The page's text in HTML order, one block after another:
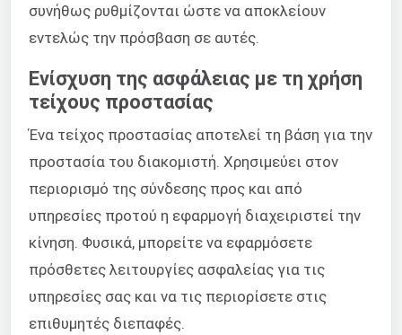
συνήθως ρυθμίζονται ώστε να αποκλείουν
εντελώς την πρόσβαση σε αυτές.
Ενίσχυση της ασφάλειας με τη χρήση
τείχους προστασίας
Ένα τείχος προστασίας αποτελεί τη βάση για την
προστασία του διακομιστή. Χρησιμεύει στον
περιορισμό της σύνδεσης προς και από
υπηρεσίες προτού η εφαρμογή διαχειριστεί την
κίνηση. Φυσικά, μπορείτε να εφαρμόσετε
πρόσθετες λειτουργίες ασφαλείας για τις
υπηρεσίες σας και να τις περιορίσετε στις
επιθυμητές διεπαφές.